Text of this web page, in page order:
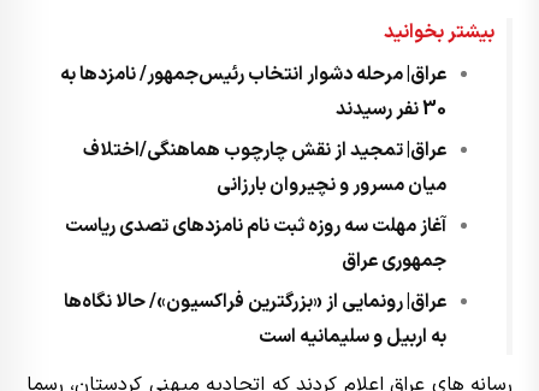
بیشتر بخوانید
عراق| مرحله دشوار انتخاب رئیس‌جمهور/ نامزدها به
30 نفر رسیدند
عراق| تمجید از نقش چارچوب هماهنگی/اختلاف
میان مسرور و نچیروان بارزانی
آغاز مهلت سه روزه ثبت نام نامزدهای تصدی ریاست
جمهوری عراق
عراق| رونمایی از «بزرگترین فراکسیون»/ حالا نگاه‌ها
به اربیل و سلیمانیه است
رسانه های عراق اعلام کردند که اتحادیه میهنی کردستان، رسما